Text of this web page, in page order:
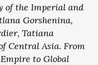
of the Imperial and
Gorshenina,
Tatiana
Central Asia. From
to Global